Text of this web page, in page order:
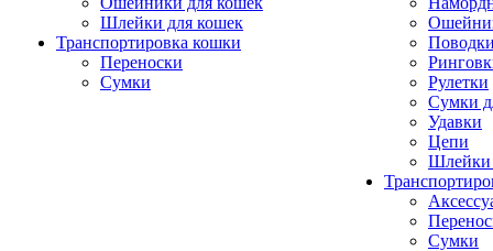
Шлейки для кошек
Транспортировка кошки
Переноски
Сумки
Рулетки
Сумки
Удавки
Цепи
Шлейки
Сумки